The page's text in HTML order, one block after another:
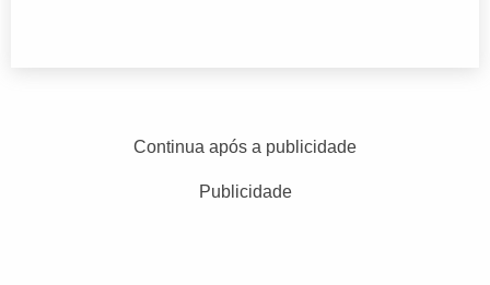
Continua após a publicidade
Publicidade